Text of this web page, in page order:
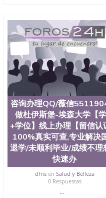
University）澳洲读书未毕
买学位证书/澳洲读本科硕士
澳洲读书未毕业找人做
证书/澳洲读本科硕士做文凭/
工程技术大学【学历+学位】
想，快速办理毕业证||成绩单
咨询办理QQ/薇信
做杜伊斯堡-埃森大学【
+学位】线上办理【留信认
100%真实可查,专业解决
退学/未顺利毕业/成绩不理
快速办
dfnsen Salud y Belleza
0 Respuestas
...